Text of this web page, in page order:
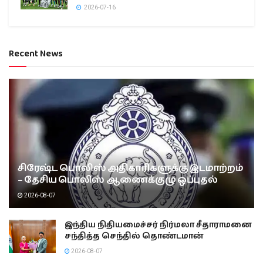
2026-07-16
Recent News
சிரேஷ்ட பொலிஸ் அதிகாரிகளுக்கு இடமாற்றம்
– தேசிய பொலிஸ் ஆணைக்குழு ஒப்புதல்
2026-08-07
இந்திய நிதியமைச்சர் நிர்மலா சீதாராமனை
சந்தித்த செந்தில் தொண்டமான்
2026-08-07